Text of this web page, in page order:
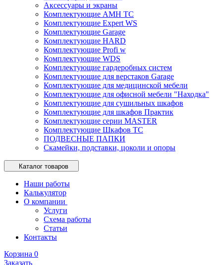
Аксессуары и экраны
Комплектующие AMH TC
Комплектующие Expert WS
Комплектующие Garage
Комплектующие HARD
Комплектующие Profi w
Комплектующие WDS
Комплектующие гардеробных систем
Комплектующие для верстаков Garage
Комплектующие для медицинской мебели
Комплектующие для офисной мебели "Находка"
Комплектующие для сушильных шкафов
Комплектующие для шкафов Практик
Комплектующие серии MASTER
Комплектующие Шкафов ТС
ПОДВЕСНЫЕ ПАПКИ
Скамейки, подставки, цоколи и опоры
Каталог товаров
Наши работы
Калькулятор
О компании
Услуги
Схема работы
Статьи
Контакты
Корзина 0
Заказать